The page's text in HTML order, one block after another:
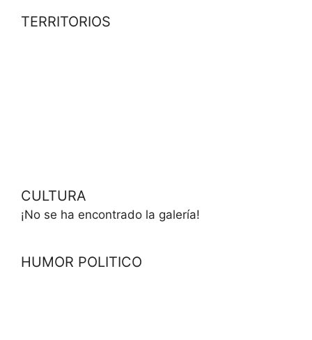
TERRITORIOS
CULTURA
¡No se ha encontrado la galería!
HUMOR POLITICO